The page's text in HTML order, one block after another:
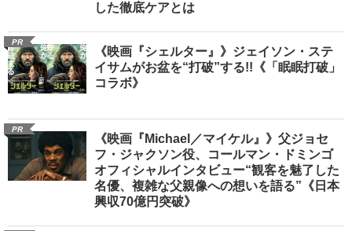
した徹底ケアとは
PR
《映画『シェルター』》ジェイソン・ステ
イサムがお盆を“打破”する!!《「眠眠打破」
コラボ》
PR
《映画『Michael／マイケル』》父ジョセ
フ・ジャクソン役、コールマン・ドミンゴ
オフィシャルインタビュー“観客を魅了した
名優、複雑な父親像への想いを語る”《日本
興収70億円突破》